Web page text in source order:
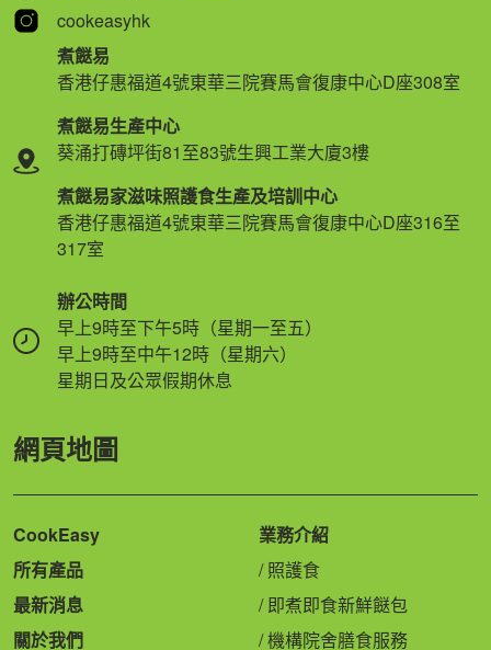
cookeasyhk
煮餸易
香港仔惠福道4號東華三院賽馬會復康中心D座308室
煮餸易生產中心
葵涌打磚坪街81至83號生興工業大廈3樓
煮餸易家滋味照護食生產及培訓中心
香港仔惠福道4號東華三院賽馬會復康中心D座316至
317室
辦公時間
早上9時至下午5時（星期一至五）
早上9時至中午12時（星期六）
星期日及公眾假期休息
網頁地圖
CookEasy
所有產品
最新消息
關於我們
業務介紹
照護食
即煮即食新鮮餸包
機構院舍膳食服務